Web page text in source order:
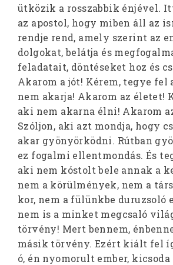
ütközik a rosszabbik énjével.
az apostol, hogy miben áll az
rendje rend, amely szerint az
dolgokat, belátja és
feladatait, döntéseket hoz és
Akarom a jót! Kérem, tegye fel
nem akarja! Akarom az életet!
aki nem akarna élni! Akarom
Szóljon, aki azt mondja, hogy
akar gyönyörködni. Rútban
ez fogalmi ellentmondás. És
aki nem kóstolt bele annak a
nem a körülmények, nem a
kor, nem a fülünkbe duruzsoló
nem is a minket megcsaló
törvény! Mert bennem,
másik törvény. Ezért kiált fel
ó, én nyomorult ember,